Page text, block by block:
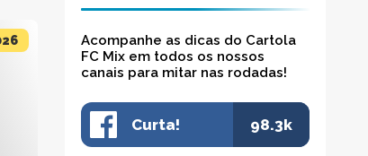
Acompanhe as dicas do Cartola
FC Mix em todos os nossos
canais para mitar nas rodadas!
Curta! 98.3k